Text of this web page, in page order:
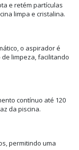
e retém partículas
limpa e cristalina.
o aspirador é
limpeza, facilitando
contínuo até 120
da piscina.
permitindo uma